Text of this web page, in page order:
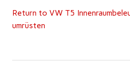
Return to VW T5
umrüsten